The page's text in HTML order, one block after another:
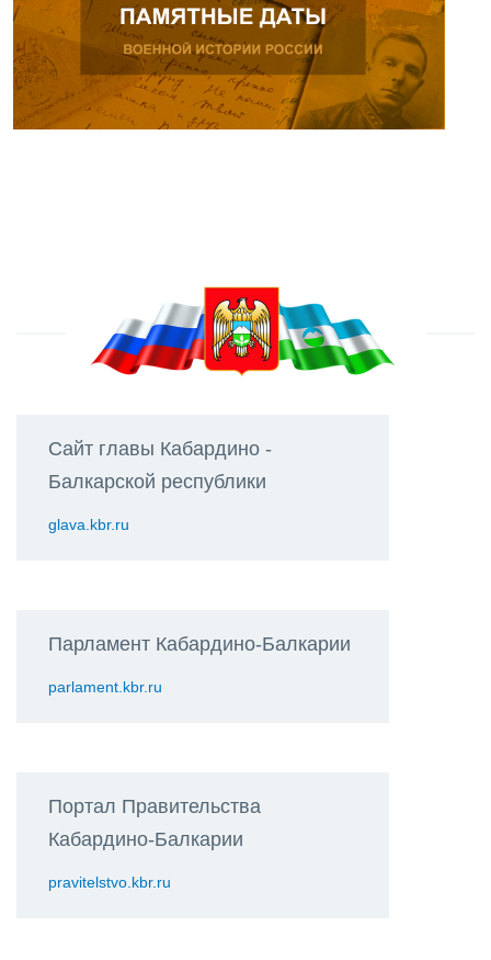
Сайт главы Кабардино -
Балкарской республики
glava.kbr.ru
Парламент Кабардино-Балкарии
parlament.kbr.ru
Портал Правительства
Кабардино-Балкарии
pravitelstvo.kbr.ru